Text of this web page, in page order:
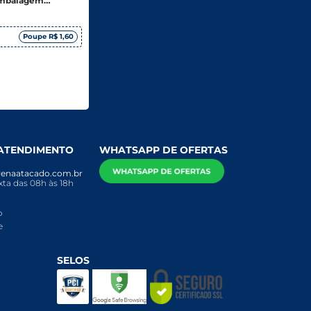
Poupe R$ 1,60
das 08h às 18h
WHATSAPP DE OFERTAS
SELOS